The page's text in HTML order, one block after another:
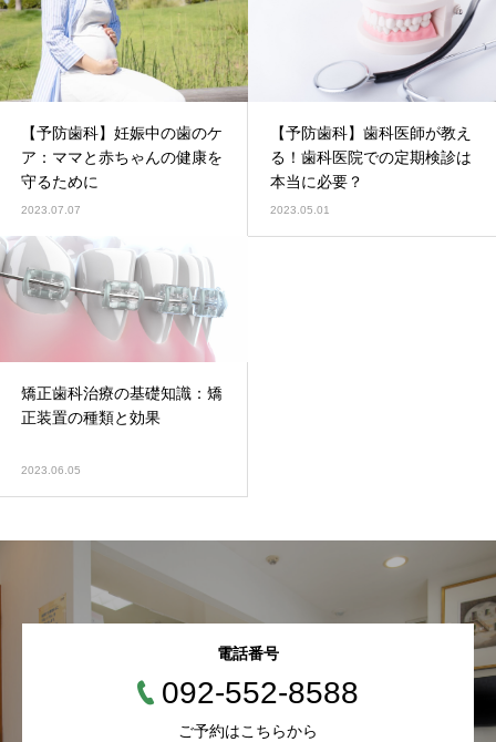
【予防歯科】妊娠中の歯のケ
ア：ママと赤ちゃんの健康を
守るために
2023.07.07
【予防歯科】歯科医師が教え
る！歯科医院での定期検診は
本当に必要？
2023.05.01
矯正歯科治療の基礎知識：矯
正装置の種類と効果
2023.06.05
電話番号
092-552-8588
ご予約はこちらから